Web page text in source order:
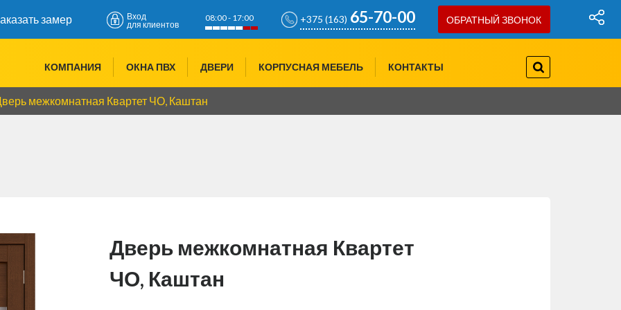
замер
Вход
для клиентов
08:00 - 17:00 +375 (163) 65-70-00
757-97-07
778-80-66
ОБРАТНЫЙ ЗВОНОК
КОМПАНИЯ ОКНА ПВХ ДВЕРИ КОРПУСНАЯ МЕБЕЛЬ КОНТАКТЫ
межкомнатная Квартет ЧО, Каштан
Дверь межкомнатная Квартет
ЧО, Каштан